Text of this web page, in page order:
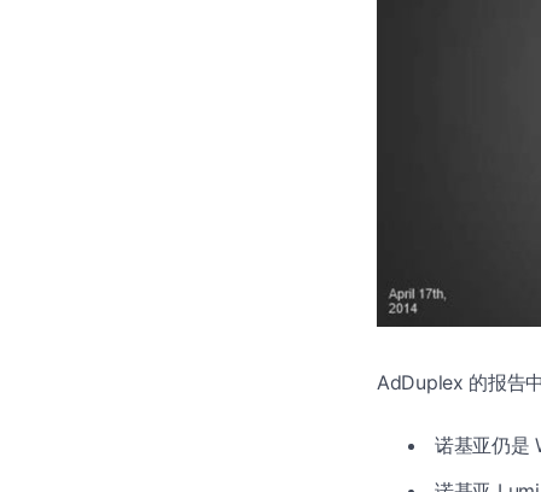
AdDuplex 的报告
诺基亚仍是